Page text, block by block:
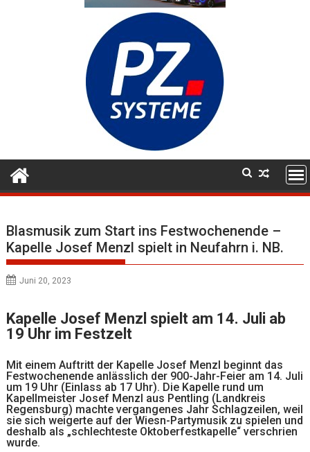
Blasmusik zum Start ins Festwochenende –
Kapelle Josef Menzl spielt in Neufahrn i. NB.
Juni 20, 2023
Kapelle Josef Menzl spielt am 14. Juli ab
19 Uhr im Festzelt
Mit einem Auftritt der Kapelle Josef Menzl beginnt das
Festwochenende anlässlich der 900-Jahr-Feier am 14. Juli
um 19 Uhr (Einlass ab 17 Uhr). Die Kapelle rund um
Kapellmeister Josef Menzl aus Pentling (Landkreis
Regensburg) machte vergangenes Jahr Schlagzeilen, weil
sie sich weigerte auf der Wiesn-Partymusik zu spielen und
deshalb als „schlechteste Oktoberfestkapelle“ verschrien
wurde.